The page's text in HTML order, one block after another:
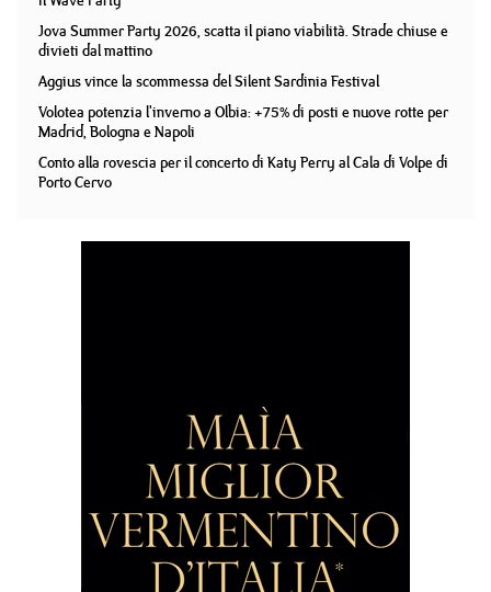
Jova Summer Party 2026, scatta il piano viabilità. Strade chiuse e
divieti dal mattino
Aggius vince la scommessa del Silent Sardinia Festival
Volotea potenzia l'inverno a Olbia: +75% di posti e nuove rotte per
Madrid, Bologna e Napoli
Conto alla rovescia per il concerto di Katy Perry al Cala di Volpe di
Porto Cervo